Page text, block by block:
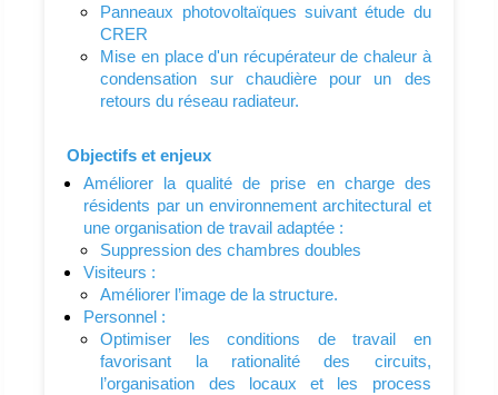
Panneaux photovoltaïques suivant étude du
CRER
Mise en place d'un récupérateur de chaleur à
condensation sur chaudière pour un des
retours du réseau radiateur.
Objectifs et enjeux
Améliorer la qualité de prise en charge des
résidents par un environnement architectural et
une organisation de travail adaptée :
Suppression des chambres doubles
Visiteurs :
Améliorer l’image de la structure.
Personnel :
Optimiser les conditions de travail en
favorisant la rationalité des circuits,
l’organisation des locaux et les process